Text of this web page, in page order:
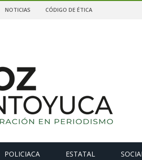
NOTICIAS CÓDIGO DE ÉTICA
POLICIACA ESTATAL